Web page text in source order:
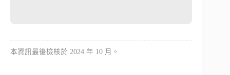
本資訊最後檢核於 2024 年 10 月。